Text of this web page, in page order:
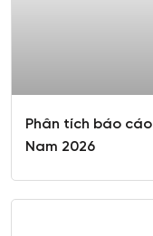
Phân tích báo
Nam 2026